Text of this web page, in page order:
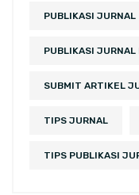
PUBLIKASI JURNAL
PUBLIKASI
SUBMIT ARTIKEL
TIPS JURNAL
TIPS PUBLIKASI